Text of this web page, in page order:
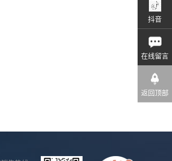
抖音
在线留言
返回顶部